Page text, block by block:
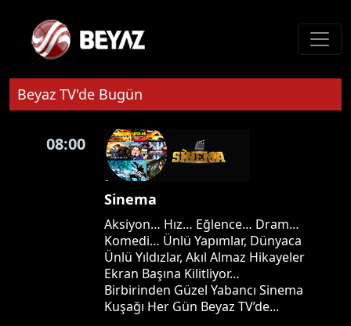
Beyaz TV'de Bugün
08:00
Sinema
Aksiyon… Hız… Eğlence… Dram…
Komedi… Ünlü Yapımlar, Dünyaca
Ünlü Yıldızlar, Akıl Almaz Hikayeler
Ekran Başına Kilitliyor…
Birbirinden Güzel Yabancı Sinema
Kuşağı Her Gün Beyaz TV’de...